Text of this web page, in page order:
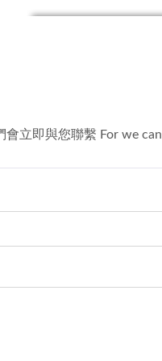
立即與您聯繫 For we